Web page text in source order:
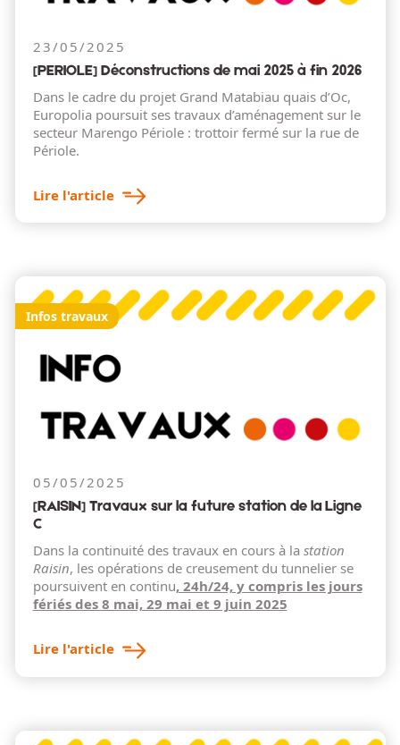
23/05/2025
[PERIOLE] Déconstructions de mai 2025 à fin 2026
Dans le cadre du projet Grand Matabiau quais d’Oc,
Europolia poursuit ses travaux d’aménagement sur le
secteur Marengo Périole : trottoir fermé sur la rue de
Périole.
Lire l'article
Infos travaux
05/05/2025
[RAISIN] Travaux sur la future station de la Ligne
C
Dans la continuité des travaux en cours à lastation
Raisin, les opérations de creusement du tunnelier se
poursuivent en continu, 24h/24, y compris les jours
fériés des 8 mai, 29 mai et 9 juin 2025
Lire l'article